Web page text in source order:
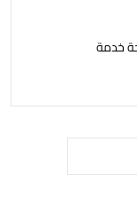
خدمة